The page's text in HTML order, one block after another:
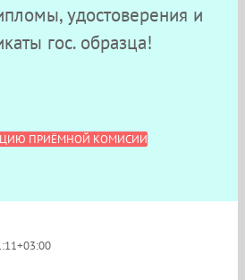
удостоверения и
гос. образца!
ПРИЁМНОЙ КОМИСИИ